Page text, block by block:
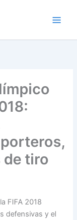
de tiro
FIFA 2018
defensivas y el